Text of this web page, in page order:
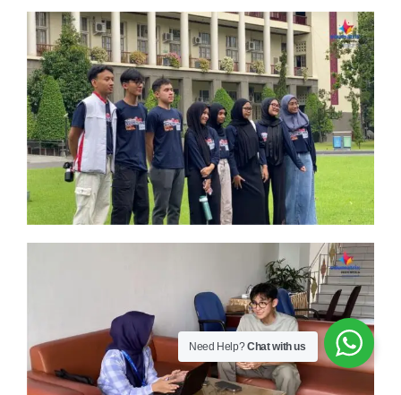
Need Help?Chat with us